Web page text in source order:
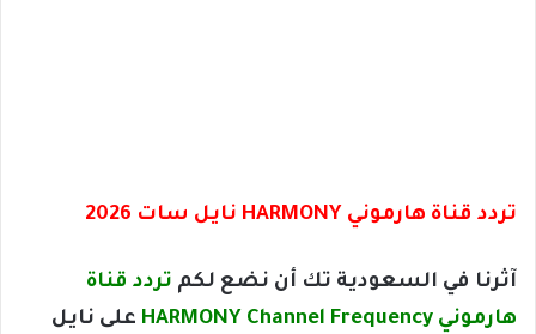
تردد قناة هارموني HARMONY نايل سات 2026
آثرنا في السعودية تك أن نضع لكم تردد قناة
هارموني HARMONY Channel Frequency
على نايل